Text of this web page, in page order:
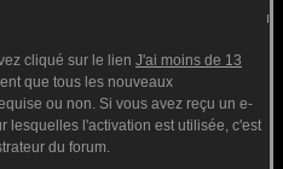
cliqué sur le lien J'ai moins de 13
que tous les nouveaux
ou non. Si vous avez reçu un e-
lesquelles l'activation est utilisée, c'est
du forum.